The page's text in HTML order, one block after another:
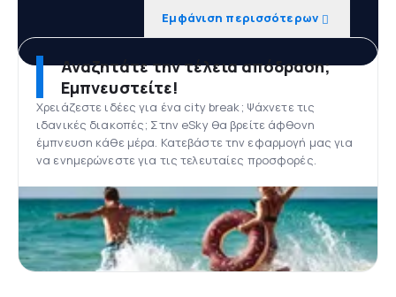
Εμφάνιση περισσότερων
Αναζητάτε την τέλεια απόδραση;
Εμπνευστείτε!
Χρειάζεστε ιδέες για ένα city break; Ψάχνετε τις
ιδανικές διακοπές; Στην eSky θα βρείτε άφθονη
έμπνευση κάθε μέρα. Κατεβάστε την εφαρμογή μας για
να ενημερώνεστε για τις τελευταίες προσφορές.